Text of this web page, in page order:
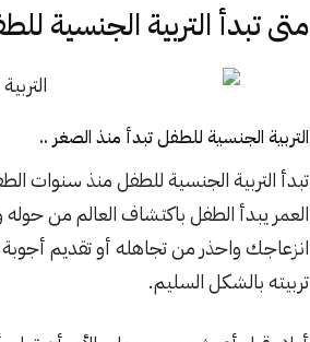
متى تبدأ التربية الجنسية
التربية الجنسية للطفل تبدأ منذ الصغر ..
تبدأ التربية الجنسية للطفل منذ سنوات
العمر يبدأ الطفل باكتشاف العالم من
انزعاجك واحذر من تجاهله أو تقديم
تربيته بالشكل السليم.